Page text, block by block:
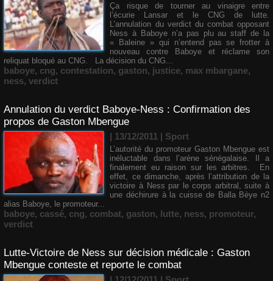
Ça risque de tourner au vinaigre entre
l’écurie Lansar et le CNG de lutte.
L’annulation du verdict du combat opposant
Ness à Baboye n’a pas plu au staff de la
« Baleine » qui n’entend pas se frotter à
nouveau contre Baboye et réclame son
reliquat bloqué au CNG. La décision du CNG...
baboye, cng, contestation, gaston, justice, max mbargane,
ness, verdict
Annulation du verdict Baboye-Ness : Confirmation des
propos de Gaston Mbengue
| 13/12/2011 | Sport
L’autorité du promoteur Gaston Mbengue est
inéluctable dans l’arène sénégalaise. Il a
finalement eu raison sur les arbitres. En
effet, ce dimanche, après l’attribution de la
victoire à Ness par le corps arbitral, suite à
une déchirure à la cuisse de Balla Bèye n2
alias Baboye, le promoteur...
baboye, cassé, cng, combat, gaston, lutte, ness, promoteur,
verdict
Lutte-Victoire de Ness sur décision médicale : Gaston
Mbengue conteste et reporte le combat